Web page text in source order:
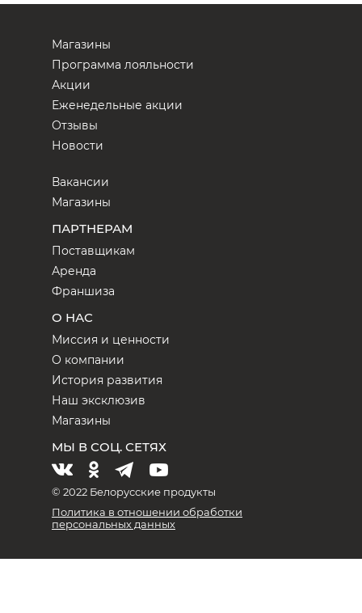
Магазины
Программа лояльности
Акции
Еженедельные акции
Отзывы
Новости
Вакансии
Магазины
ПАРТНЕРАМ
Поставщикам
Аренда
Франшиза
О НАС
Миссия и ценности
О компании
История развития
Наш эксклюзив
Магазины
МЫ В СОЦ. СЕТЯХ
© 2022 Белорусские продукты
Политика в отношении обработки
персональных данных